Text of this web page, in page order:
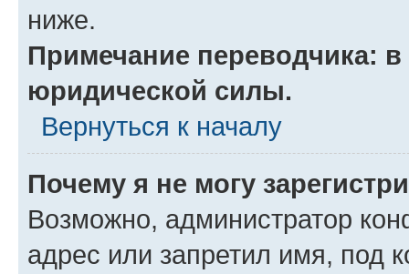
ниже.
Примечание переводчика:
юридической силы.
Вернуться к началу
Почему я не могу
Возможно, администратор
адрес или запретил имя, под